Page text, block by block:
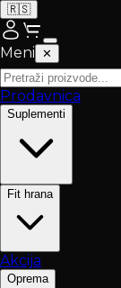
🇷🇸
Meni ✕
Prodavnica
Suplementi
Fit hrana
Akcija
Oprema